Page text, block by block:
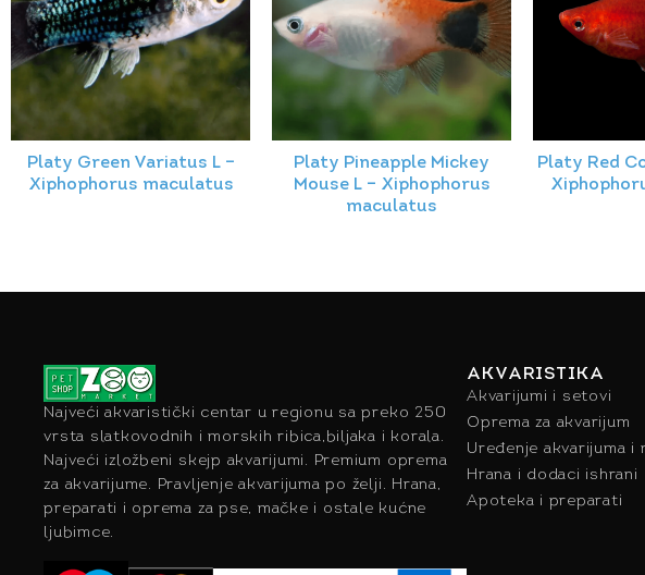
Platy Green Variatus L –
Xiphophorus maculatus
Platy Pineapple Mickey
Mouse L – Xiphophorus
maculatus
Platy Red
Najveći akvaristički centar u regionu sa preko 250
vrsta slatkovodnih i morskih ribica,biljaka i korala.
Najveći izložbeni skejp akvarijumi. Premium oprema
za akvarijume. Pravljenje akvarijuma po želji. Hrana,
preparati i oprema za pse, mačke i ostale kućne
ljubimce.
AKVARISTIKA
Akvarijumi i setovi
Oprema za akvarijum
Uređenje akvarijuma i
Hrana i dodaci ishrani
Apoteka i preparati